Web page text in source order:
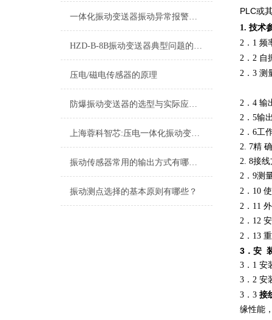
一体化振动变送器振动异常报警与预警设置技术指南
HZD-B-8B振动变送器典型问题的快速诊断与应对策略分享
压电/磁电传感器的原理
防爆振动变送器的选型与实际应用有哪些？
上海蓉科智芯:压电一体化振动变送器
振动传感器常用的输出方式有哪些？
振动测点选择的基本原则有哪些？
PLC或
1. 技术
2．1 频
2．2 自
2．3 测
2．4 输
2．5输
2．6工
2. 7精
2. 8接
2．9测
2．10
2．11
2．12
2．13 重
3．安
3．1 安
3．2 安
3．3 接
缘性能